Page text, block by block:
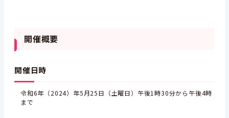
開催概要
開催日時
令和6年（2024）年5月25日（土曜日）午後1時30分から午後4時
まで